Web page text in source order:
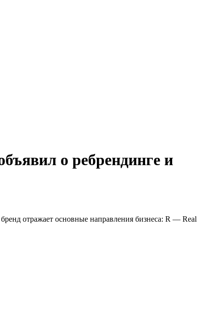
о ребрендинге и
отражает основные направления бизнеса: R — Real